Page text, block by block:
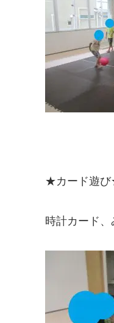
★カード遊
時計カード